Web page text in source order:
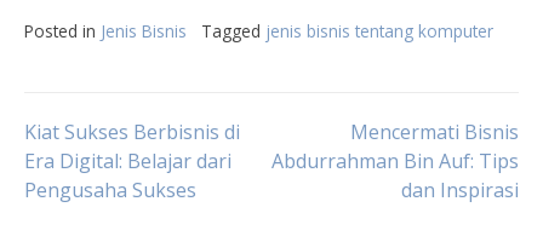
Posted in Jenis Bisnis Tagged jenis bisnis tentang komputer
Post
navigation
Kiat Sukses Berbisnis di
Era Digital: Belajar dari
Pengusaha Sukses
Mencermati Bisnis
Abdurrahman Bin Auf: Tips
dan Inspirasi